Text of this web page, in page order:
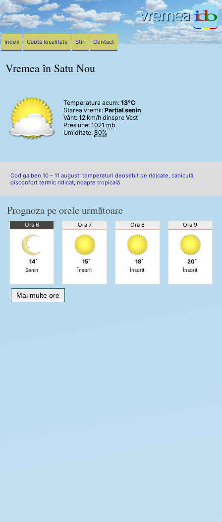
Vremea în Satu Nou
Temperatura acum: 13°C
Starea vremii: Parțial senin
Vânt: 12 km/h dinspre Vest
Presiune: 1021 mb
Umiditate: 80%
Cod galben 10 – 11 august: temperaturi deosebit de ridicate, caniculă,
disconfort termic ridicat, noapte tropicală
Prognoza pe orele următoare
Ora 6
14˚
Senin
Ora 7
15˚
Însorit
Ora 8
18˚
Însorit
Ora 9
20˚
Însorit
Mai multe ore
Index Caută localitate Știri Contact